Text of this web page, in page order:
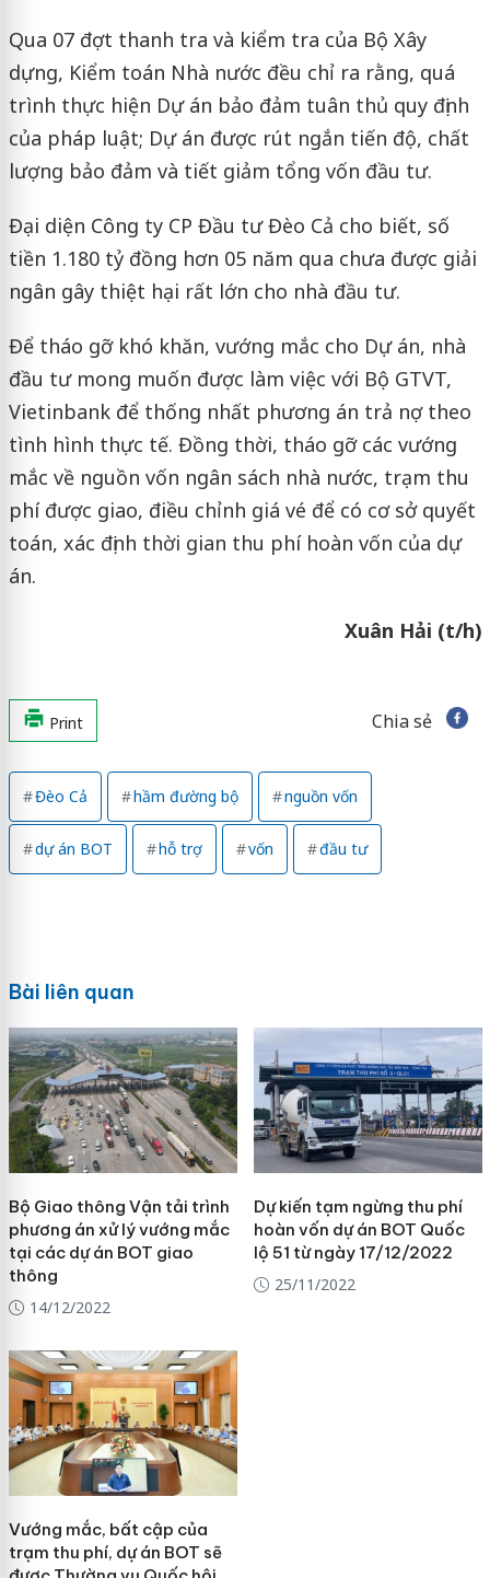
Qua 07 đợt thanh tra và kiểm tra của Bộ Xây
dựng, Kiểm toán Nhà nước đều chỉ ra rằng, quá
trình thực hiện Dự án bảo đảm tuân thủ quy định
của pháp luật; Dự án được rút ngắn tiến độ, chất
lượng bảo đảm và tiết giảm tổng vốn đầu tư.
Đại diện Công ty CP Đầu tư Đèo Cả cho biết, số
tiền 1.180 tỷ đồng hơn 05 năm qua chưa được giải
ngân gây thiệt hại rất lớn cho nhà đầu tư.
Để tháo gỡ khó khăn, vướng mắc cho Dự án, nhà
đầu tư mong muốn được làm việc với Bộ GTVT,
Vietinbank để thống nhất phương án trả nợ theo
tình hình thực tế. Đồng thời, tháo gỡ các vướng
mắc về nguồn vốn ngân sách nhà nước, trạm thu
phí được giao, điều chỉnh giá vé để có cơ sở quyết
toán, xác định thời gian thu phí hoàn vốn của dự
án.
Xuân Hải (t/h)
Print Chia sẻ
Đèo Cả hầm đường bộ nguồn vốn
dự án BOT hỗ trợ vốn đầu tư
Bài liên quan
Bộ Giao thông Vận tải trình
phương án xử lý vướng mắc
tại các dự án BOT giao
thông
14/12/2022
Dự kiến tạm ngừng thu phí
hoàn vốn dự án BOT Quốc
lộ 51 từ ngày 17/12/2022
25/11/2022
Vướng mắc, bất cập của
trạm thu phí, dự án BOT sẽ